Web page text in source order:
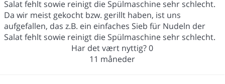
Salat fehlt sowie reinigt die Spülmaschine sehr schlecht.
Da wir meist gekocht bzw. gerillt haben, ist uns
aufgefallen, das z.B. ein einfaches Sieb für Nudeln der
Salat fehlt sowie reinigt die Spülmaschine sehr schlecht.
Har det vært nyttig?0
11 måneder